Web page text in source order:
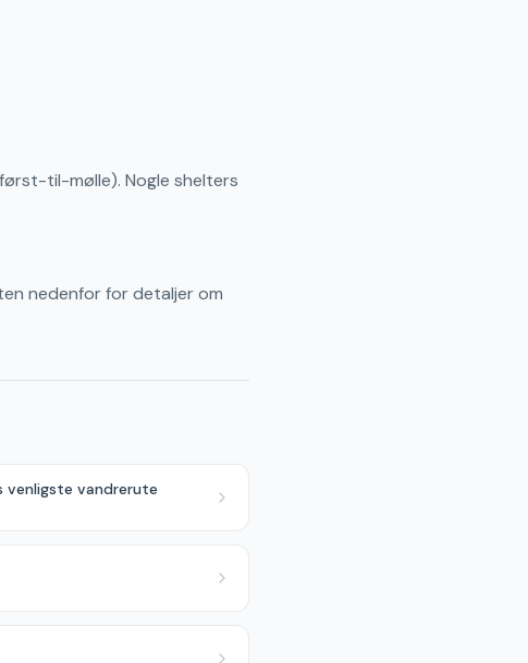
til-mølle). Nogle shelters
nedenfor for detaljer om
venligste vandrerute